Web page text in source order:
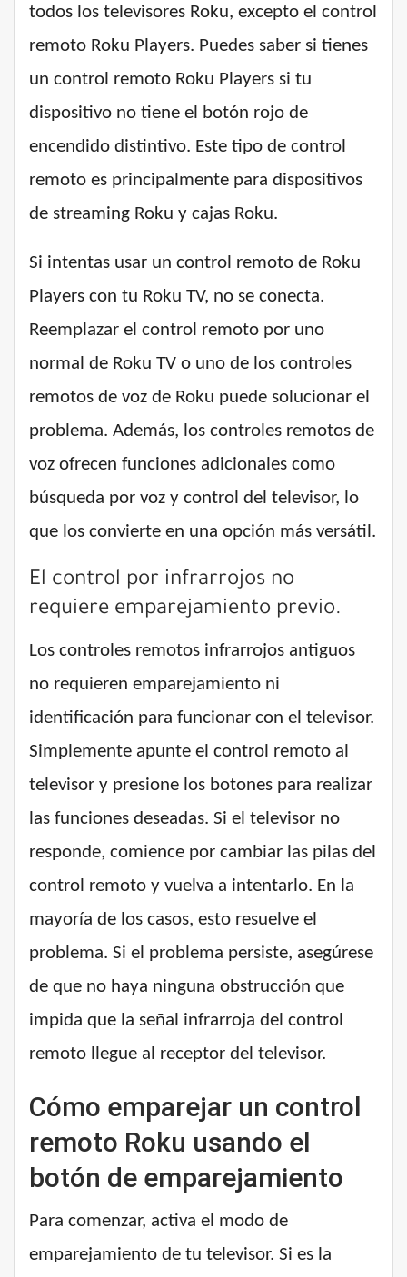
todos los televisores Roku, excepto el control
remoto Roku Players. Puedes saber si tienes
un control remoto Roku Players si tu
dispositivo no tiene el botón rojo de
encendido distintivo. Este tipo de control
remoto es principalmente para dispositivos
de streaming Roku y cajas Roku.
Si intentas usar un control remoto de Roku
Players con tu Roku TV, no se conecta.
Reemplazar el control remoto por uno
normal de Roku TV o uno de los controles
remotos de voz de Roku puede solucionar el
problema. Además, los controles remotos de
voz ofrecen funciones adicionales como
búsqueda por voz y control del televisor, lo
que los convierte en una opción más versátil.
El control por infrarrojos no
requiere emparejamiento previo.
Los controles remotos infrarrojos antiguos
no requieren emparejamiento ni
identificación para funcionar con el televisor.
Simplemente apunte el control remoto al
televisor y presione los botones para realizar
las funciones deseadas. Si el televisor no
responde, comience por cambiar las pilas del
control remoto y vuelva a intentarlo. En la
mayoría de los casos, esto resuelve el
problema. Si el problema persiste, asegúrese
de que no haya ninguna obstrucción que
impida que la señal infrarroja del control
remoto llegue al receptor del televisor.
Cómo emparejar un control
remoto Roku usando el
botón de emparejamiento
Para comenzar, activa el modo de
emparejamiento de tu televisor. Si es la